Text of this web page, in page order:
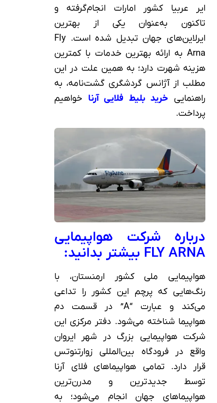
ایر عربیا کشور امارات انجام‌گرفته و
تاکنون به‌عنوان یکی از بهترین
ایرلاین‌های جهان تبدیل شده است. Fly
Arna به ارائه بهترین خدمات با کمترین
هزینه شهرت دارد؛ به همین علت در این
مطلب از آژانس گردشگری گشت‌نامه، به
راهنمایی خرید بلیط فلایی آرنا خواهیم
پرداخت.
درباره شرکت هواپیمایی
FLY ARNA بیشتر بدانید:
هواپیمایی ملی کشور ارمنستان، با
رنگ‌هایی که پرچم این کشور را تداعی
می‌کند و عبارت “A” در قسمت دم
هواپیما شناخته می‌شود. دفتر مرکزی این
شرکت هواپیمایی بزرگ در شهر ایروان
واقع در فرودگاه بین‌المللی زوارتنوتس
قرار دارد. تمامی هواپیماهای فلای آرنا
توسط جدیدترین و مدرن‌ترین
هواپیماهای جهان انجام می‌شود؛ به